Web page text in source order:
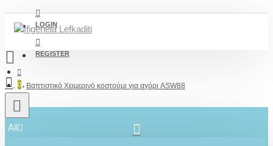
LOGIN
REGISTER
0
All
Βαπτιστικό Χειμερινό κοστούμι για αγόρι ASW88